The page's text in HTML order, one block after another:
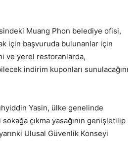
Muang Phon belediye ofisi,
için başvuruda bulunanlar için
ve yerel restoranlarda,
indirim kuponları sunulacağını
Yasin, ülke genelinde
çıkma yasağının genişletilip
Ulusal Güvenlik Konseyi